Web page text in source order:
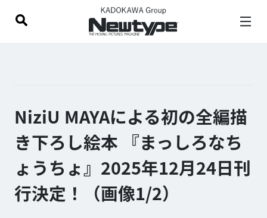
NiziU MAYAによる初の全編描
き下ろし絵本 『まっしろなち
ょうちょ』2025年12月24日刊
行決定！（画像1/2）